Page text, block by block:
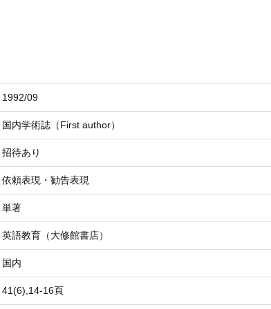
1992/09
国内学術誌（First author）
招待あり
依頼表現・勧告表現
単著
英語教育（大修館書店）
国内
41(6),14-16頁